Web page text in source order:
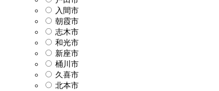
入間市
朝霞市
志木市
和光市
新座市
桶川市
久喜市
北本市